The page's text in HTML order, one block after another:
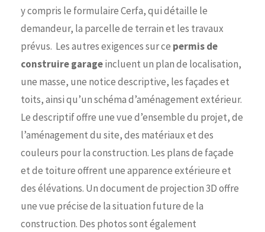
y compris le formulaire Cerfa, qui détaille le
demandeur, la parcelle de terrain et les travaux
prévus. Les autres exigences sur ce permis de
construire garageincluent un plan de localisation,
une masse, une notice descriptive, les façades et
toits, ainsi qu’un schéma d’aménagement extérieur.
Le descriptif offre une vue d’ensemble du projet, de
l’aménagement du site, des matériaux et des
couleurs pour la construction. Les plans de façade
et de toiture offrent une apparence extérieure et
des élévations. Un document de projection 3D offre
une vue précise de la situation future de la
construction. Des photos sont également